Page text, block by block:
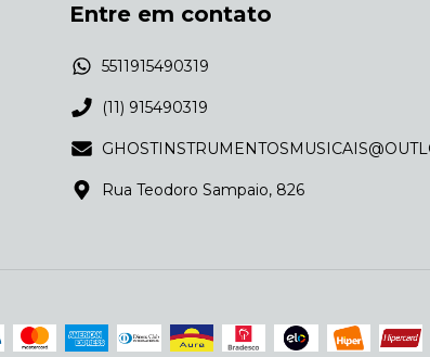
Entre em contato
5511915490319
(11) 915490319
Rua Teodoro Sampaio, 826